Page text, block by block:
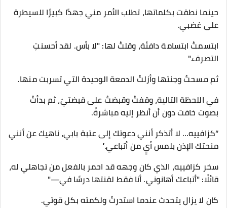
حينما نطقت بكلماتها، تطلب الأمر مني جهدًا كبيرًا للسيطرة
على غضبي.
ابتسمتُ ابتسامة دافئة، وقلتُ لها: "لا بأس. لقد أحسنتِ
التصرف."
ثم مسحتُ وجنتها وأزلتُ الدمعة الوحيدة التي تسربت منها.
في اللحظة التالية، وقفتُ وقبضتُ على قبضتيّ، ثم بدأتُ
بصوت خافت دون أن أنظر إليه مباشرةً.
“كزافييه... لا أتذكر أنني دعوتك إلى عتبة بابي، ناهيك عن أنني
منحتك الإذن بلمس أيٍ من أتباعي.”
سخر كزافييه، الذي كان وجهه قد احمر بالفعل من تجاهلي له،
قائلًا: "أتباعك أهانوني. أنا فقط لقنتها درسًا في—"
كان لا يزال يتحدث عندما استدرتُ ولكمته بكل قوتي.